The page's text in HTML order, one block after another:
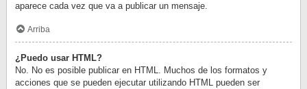
aparece cada vez que va a publicar un mensaje.
Arriba
¿Puedo usar HTML?
No. No es posible publicar en HTML. Muchos de los formatos y
acciones que se pueden ejecutar utilizando HTML pueden ser